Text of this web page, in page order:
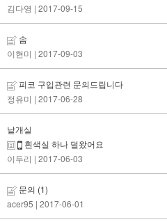
김다영 | 2017-09-15
솜
이현미 | 2017-09-03
피코 구입관련 문의드립니다
정유미 | 2017-06-28
낱개실
흰색실 하나 덜왔어요
이두리 | 2017-06-03
문의 (1)
acer95 | 2017-06-01